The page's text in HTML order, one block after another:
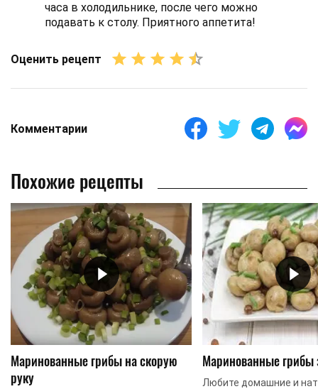
часа в холодильнике, после чего можно
подавать к столу. Приятного аппетита!
Оценить рецепт
Комментарии
Похожие рецепты
Маринованные грибы на скорую
руку
Маринованные грибы
Любите домашние и